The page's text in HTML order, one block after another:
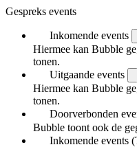
Gespreks events
Inkomende events
Hiermee kan Bubble
tonen.
Uitgaande events
Hiermee kan Bubble
tonen.
Doorverbonden
Bubble toont ook de
Inkomende events